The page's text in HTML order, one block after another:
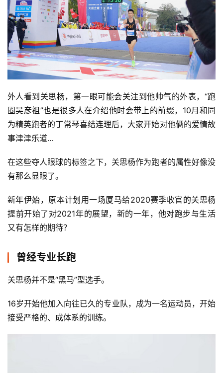
外人看到关思杨，第一眼可能会关注到他帅气的外表，“跑
圈吴彦祖”也是很多人在介绍他时会带上的前缀，10月和同
为精英跑者的丁常琴喜结连理后，大家开始对他俩的爱情故
事津津乐道…
在这些夺人眼球的标签之下，关思杨作为跑者的属性好像没
有那么显眼了。
新年伊始，原本计划用一场厦马给2020赛季收官的关思杨
提前开始了对2021年的展望，新的一年，他对跑步与生活
又有怎样的期待？
曾经专业长跑
关思杨并不是“黑马”型选手。
16岁开始他加入向往已久的专业队，成为一名运动员，开始
接受严格的、成体系的训练。